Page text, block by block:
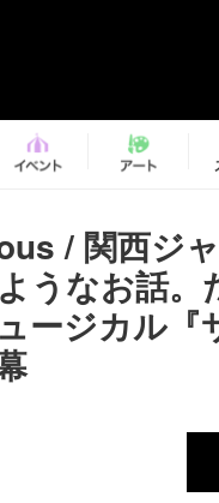
/ 関西ジ
うなお話
ジカル『